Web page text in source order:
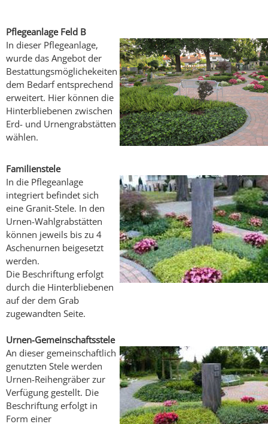
Pflegeanlage Feld B
In dieser Pflegeanlage,
wurde das Angebot der
Bestattungsmöglichekeiten
dem Bedarf entsprechend
erweitert. Hier können die
Hinterbliebenen zwischen
Erd- und Urnengrabstätten
wählen.
Familienstele
In die Pflegeanlage
integriert befindet sich
eine Granit-Stele. In den
Urnen-Wahlgrabstätten
können jeweils bis zu 4
Aschenurnen beigesetzt
werden.
Die Beschriftung erfolgt
durch die Hinterbliebenen
auf der dem Grab
zugewandten Seite.
Urnen-Gemeinschaftsstele
An dieser gemeinschaftlich
genutzten Stele werden
Urnen-Reihengräber zur
Verfügung gestellt. Die
Beschriftung erfolgt in
Form einer